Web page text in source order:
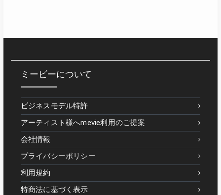
ミービーについて
ビジネスモデル特許
アーティスト様へmevie利用のご提案
会社情報
プライバシーポリシー
利用規約
特商法に基づく表示